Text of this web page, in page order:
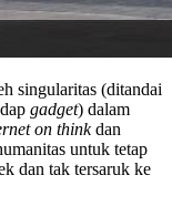
singularitas (ditandai
gadget) dalam
on thinkdan
untuk tetap
dan tak tersaruk ke